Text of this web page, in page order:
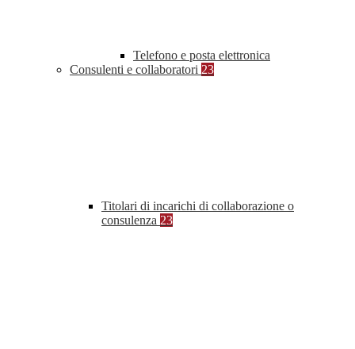
Telefono e posta elettronica
Consulenti e collaboratori 23
Titolari di incarichi di collaborazione o
consulenza 23